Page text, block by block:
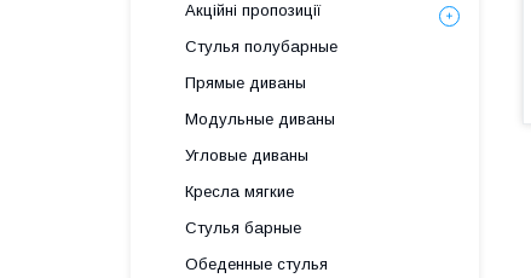
Акційні пропозиції
Стулья полубарные
Прямые диваны
Модульные диваны
Угловые диваны
Кресла мягкие
Стулья барные
Обеденные стулья